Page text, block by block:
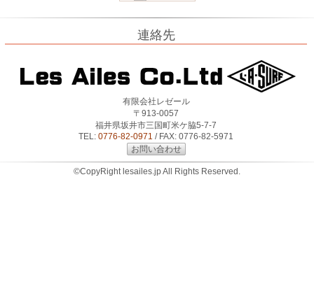
連絡先
有限会社レゼール
〒913-0057
福井県坂井市三国町米ケ脇5-7-7
TEL:0776-82-0971 / FAX: 0776-82-5971
お問い合わせ
©CopyRight lesailes.jp All Rights Reserved.